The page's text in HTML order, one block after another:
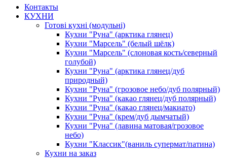
Контакты
КУХНИ
Готові кухні (модульні)
Кухни "Руна" (арктика глянец)
Кухни "Марсель" (белый шёлк)
Кухни "Марсель" (слоновая кость/северный
голубой)
Кухни "Руна" (арктика глянец/дуб
природный)
Кухни "Руна" (грозовое небо/дуб полярный)
Кухни "Руна" (какао глянец/дуб полярный)
Кухни "Руна" (какао глянец/макиато)
Кухни "Руна" (крем/дуб дымчатый)
Кухни "Руна" (лавина матовая/грозовое
небо)
Кухни "Классик"(ваниль супермат/патина)
Кухни на заказ